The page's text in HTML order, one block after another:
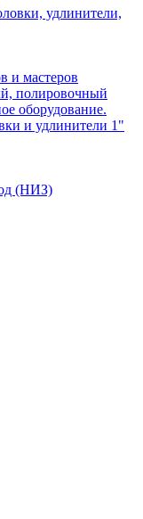
удлинители,
и мастеров
полировочный
оборудование.
и удлинители 1"
(НИЗ)